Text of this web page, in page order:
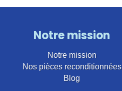
Notre mission
Notre mission
Nos pièces reconditionnées
Blog